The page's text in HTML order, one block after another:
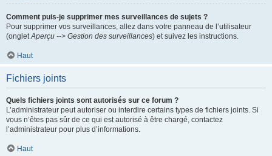
Comment puis-je supprimer mes surveillances de sujets ?
Pour supprimer vos surveillances, allez dans votre panneau de l’utilisateur
(ongletAperçu --> Gestion des surveillances) et suivez les instructions.
Haut
Fichiers joints
Quels fichiers joints sont autorisés sur ce forum ?
L’administrateur peut autoriser ou interdire certains types de fichiers joints. Si
vous n’êtes pas sûr de ce qui est autorisé à être chargé, contactez
l’administrateur pour plus d’informations.
Haut